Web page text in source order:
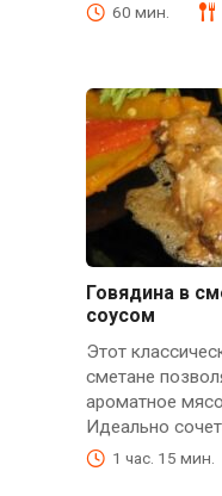
60 мин.
Говядина в
соусом
Этот
сметане
ароматное
Идеально
1 час. 15 мин.